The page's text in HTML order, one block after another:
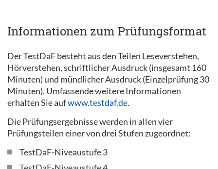
Informationen zum Prüfungsformat
Der TestDaF besteht aus den Teilen Leseverstehen,
Hörverstehen, schriftlicher Ausdruck (insgesamt 160
Minuten) und mündlicher Ausdruck (Einzelprüfung 30
Minuten). Umfassende weitere Informationen
erhalten Sie aufwww.testdaf.de.
Die Prüfungsergebnisse werden in allen vier
Prüfungsteilen einer von drei Stufen zugeordnet:
TestDaF-Niveaustufe 3